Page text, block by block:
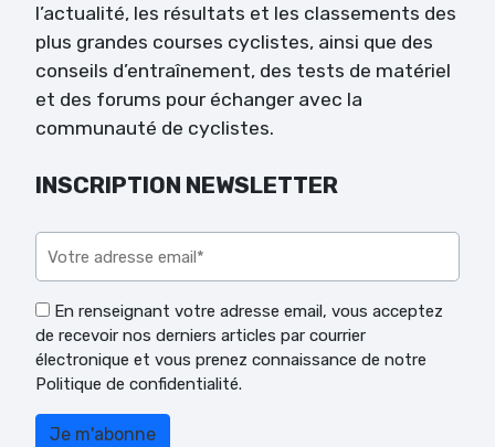
l’actualité, les résultats et les classements des
plus grandes courses cyclistes, ainsi que des
conseils d’entraînement, des tests de matériel
et des forums pour échanger avec la
communauté de cyclistes.
INSCRIPTION NEWSLETTER
En renseignant votre adresse email, vous acceptez
de recevoir nos derniers articles par courrier
électronique et vous prenez connaissance de notre
Politique de confidentialité.